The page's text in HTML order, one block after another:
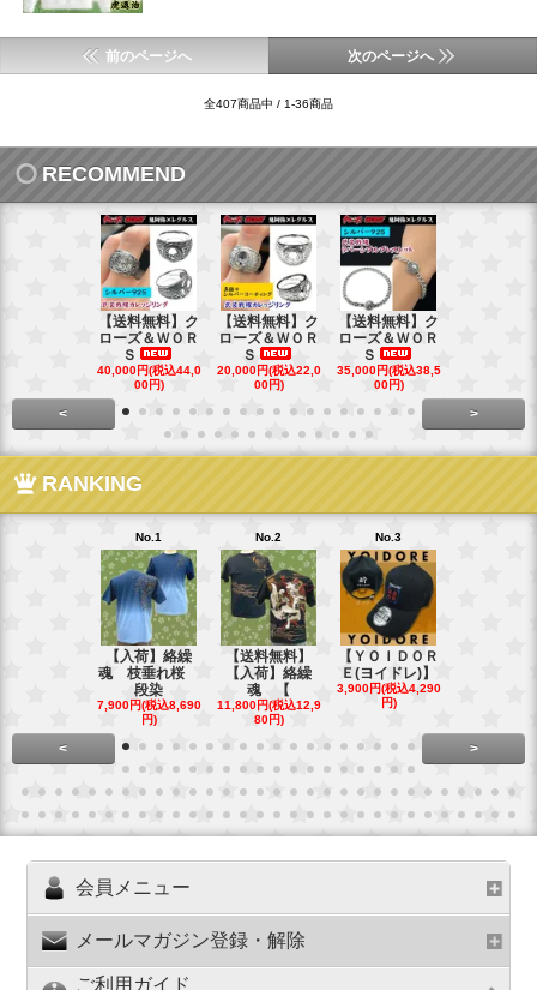
前のページへ 次のページへ
全407商品中 / 1-36商品
RECOMMEND
【送料無料】ク
ローズ＆ＷＯＲ
Ｓ
40,000円(税込44,0
00円)
【送料無料】ク
ローズ＆ＷＯＲ
Ｓ
20,000円(税込22,0
00円)
【送料無料】ク
ローズ＆ＷＯＲ
Ｓ
35,000円(税込38,5
00円)
< >
RANKING
No.1
【入荷】絡繰
魂 枝垂れ桜
段染
7,900円(税込8,690
円)
No.2
【送料無料】
【入荷】絡繰
魂 【
11,800円(税込12,9
80円)
No.3
【ＹＯＩＤＯＲ
Ｅ(ヨイドレ)】
3,900円(税込4,290
円)
< >
会員メニュー
メールマガジン登録・解除
ご利用ガイド